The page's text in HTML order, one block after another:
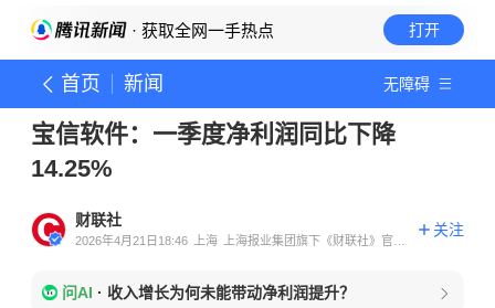
· 获取全网一手热点 打开
首页 新闻 无障碍
宝信软件：一季度净利润同比下降
14.25%
财联社
2026年4月21日18:46 上海
上海报业集团旗下《财联社》官方
关注
问AI · 收入增长为何未能带动净利润提升？